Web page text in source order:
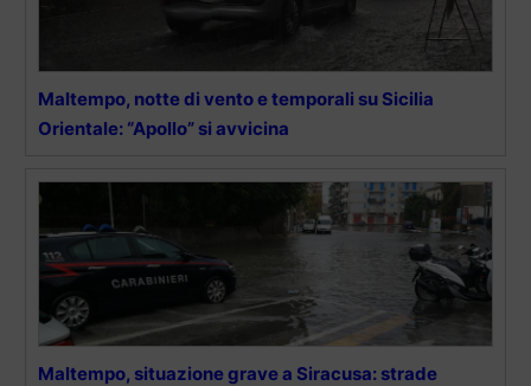
Maltempo, notte di vento e temporali su Sicilia
Orientale: “Apollo” si avvicina
Maltempo, situazione grave a Siracusa: strade